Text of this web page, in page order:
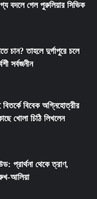
বদলে গেল পুরুলিয়ার সিভিক
চান? তাহলে দুর্গাপুরে চলে
সর্বজনীন
বিবেক অগ্নিহোত্রীর
খোলা চিঠি লিখলেন
প্রার্থনা থেকে ত্রাণ,
আলিয়া